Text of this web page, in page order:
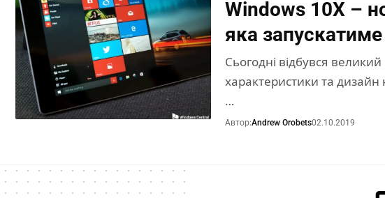
Windows 10X –
яка
Сьогодні відбувся
характеристики та дизайн
…
Автор:Andrew Orobets02.10.2019